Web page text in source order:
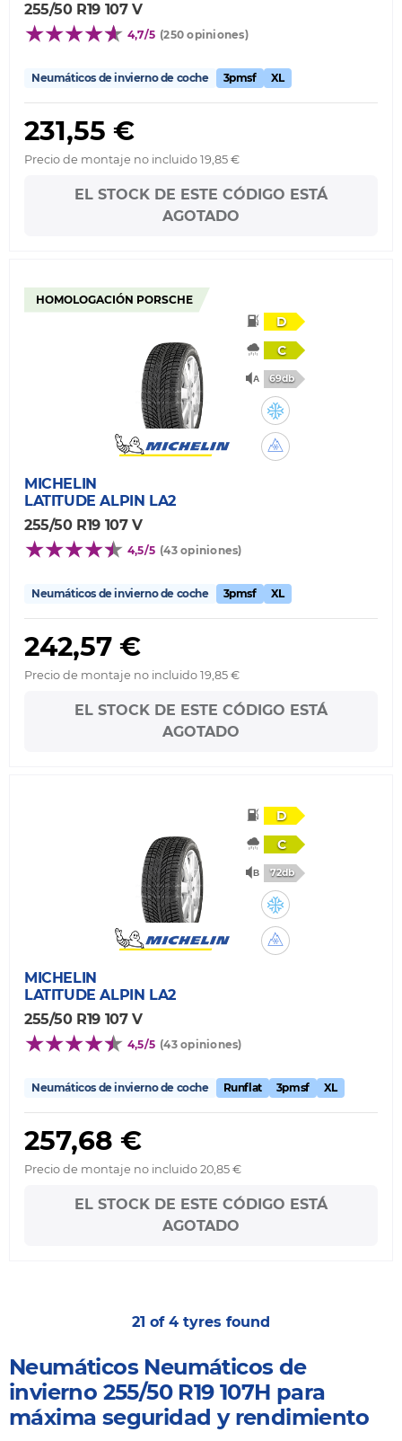
255/50 R19 107 V
4,7/5 (250 opiniones)
Neumáticos de invierno de coche 3pmsf XL
231,55 €
Precio de montaje no incluido 19,85 €
EL STOCK DE ESTE CÓDIGO ESTÁ
AGOTADO
HOMOLOGACIÓN PORSCHE
D
C
69db
MICHELIN
LATITUDE ALPIN LA2
255/50 R19 107 V
4,5/5 (43 opiniones)
Neumáticos de invierno de coche 3pmsf XL
242,57 €
Precio de montaje no incluido 19,85 €
EL STOCK DE ESTE CÓDIGO ESTÁ
AGOTADO
D
C
72db
MICHELIN
LATITUDE ALPIN LA2
255/50 R19 107 V
4,5/5 (43 opiniones)
Neumáticos de invierno de coche Runflat 3pmsf XL
257,68 €
Precio de montaje no incluido 20,85 €
EL STOCK DE ESTE CÓDIGO ESTÁ
AGOTADO
21 of 4 tyres found
Neumáticos Neumáticos de
invierno 255/50 R19 107H para
máxima seguridad y rendimiento